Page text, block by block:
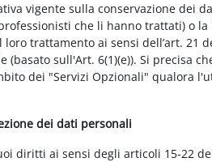
vigente sulla conservazione dei
che li hanno trattati) o la
loro trattamento ai sensi dell’art. 21
sull'Art. 6(1)(e)). Si precisa
dei "Servizi Opzionali" qualora
dei dati personali
diritti ai sensi degli articoli 15-22